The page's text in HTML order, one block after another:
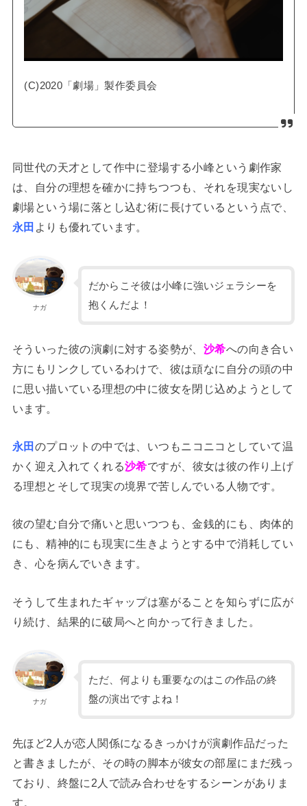
(C)2020「劇場」製作委員会
同世代の天才として作中に登場する小峰という劇作家
は、自分の理想を確かに持ちつつも、それを現実ないし
劇場という場に落とし込む術に長けているという点で、
永田 よりも優れています。
ナガ
だからこそ彼は小峰に強いジェラシーを
抱くんだよ！
そういった彼の演劇に対する姿勢が、 沙希への向き合い
方にもリンクしているわけで、彼は頑なに自分の頭の中
に思い描いている理想の中に彼女を閉じ込めようとして
います。
永田 のプロットの中では、いつもニコニコとしていて温
かく迎え入れてくれる沙希ですが、彼女は彼の作り上げ
る理想とそして現実の境界で苦しんでいる人物です。
彼の望む自分で痛いと思いつつも、金銭的にも、肉体的
にも、精神的にも現実に生きようとする中で消耗してい
き、心を病んでいきます。
そうして生まれたギャップは塞がることを知らずに広が
り続け、結果的に破局へと向かって行きました。
ナガ
ただ、何よりも重要なのはこの作品の終
盤の演出ですよね！
先ほど2人が恋人関係になるきっかけが演劇作品だった
と書きましたが、その時の脚本が彼女の部屋にまだ残っ
ており、終盤に2人で読み合わせをするシーンがありま
す。